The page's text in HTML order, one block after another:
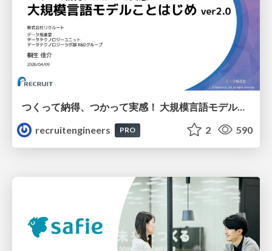
つくって納得、つかって実感！ 大規模言語モデルことはじめ ver2.0
recruitengineers
PRO 2 590